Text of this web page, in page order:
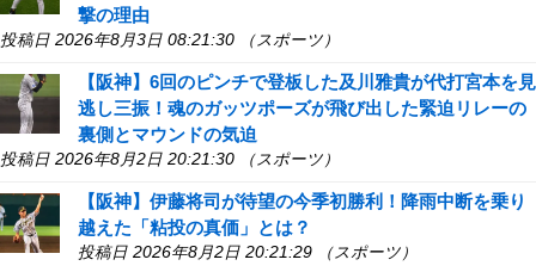
撃の理由
投稿日 2026年8月3日 08:21:30 （スポーツ）
【阪神】6回のピンチで登板した及川雅貴が代打宮本を見
逃し三振！魂のガッツポーズが飛び出した緊迫リレーの
裏側とマウンドの気迫
投稿日 2026年8月2日 20:21:30 （スポーツ）
【阪神】伊藤将司が待望の今季初勝利！降雨中断を乗り
越えた「粘投の真価」とは？
投稿日 2026年8月2日 20:21:29 （スポーツ）